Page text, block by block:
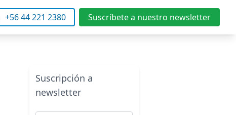
+56 44 221 2380 Suscríbete a nuestro newsletter
Suscripción a
newsletter